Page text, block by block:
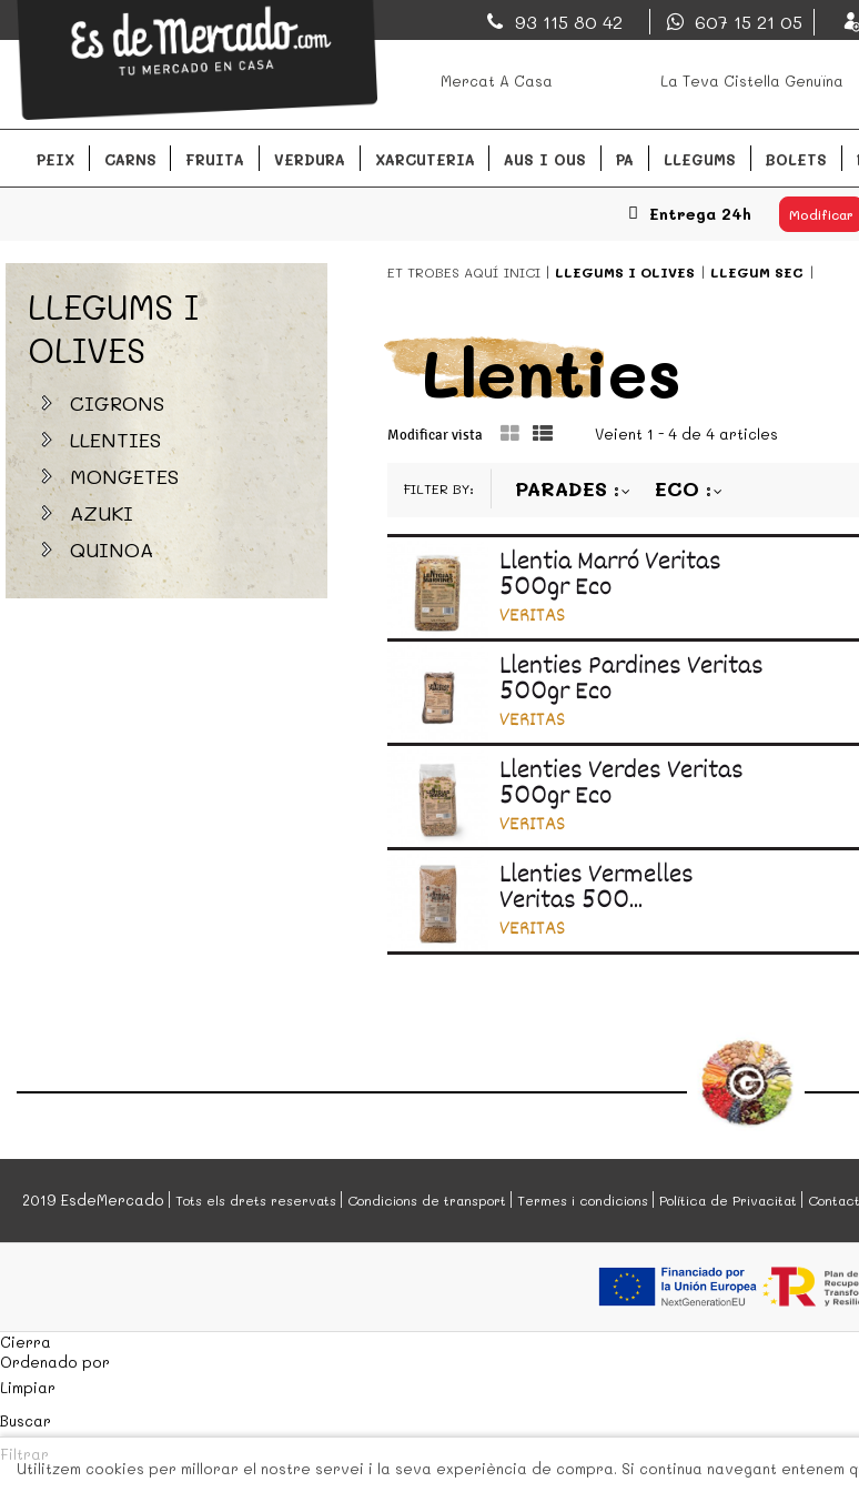
EsDeMercado.com
EsDeMercado.com te lleva a casa los mejores productos de los mejores mercados de
Barcelona y de productores locales.
Barcelona y
93 115 80 42 607 15 21 05
Mercat A Casa La Teva Cistella Genuïna
PEIX CARNS FRUITA VERDURA XARCUTERIA AUS I OUS PA LLEGUMS BOLETS
Entrega 24h Modificar
ET TROBES AQUÍ INICI LLEGUMS I OLIVES LLEGUM SEC
Llenties
Modificar vista Veient 1 - 4 de 4 articles
FILTER BY: PARADES ECO
Llentia Marró Veritas
500gr Eco
VERITAS
Llenties Pardines Veritas
500gr Eco
VERITAS
Llenties Verdes Veritas
500gr Eco
VERITAS
Llenties Vermelles
Veritas 500...
VERITAS
LLEGUMS I
OLIVES
CIGRONS
LLENTIES
MONGETES
AZUKI
QUINOA
2019 EsdeMercado Tots els drets reservats Condicions de transport Termes i condicions Política de Privacitat
Utilitzem cookies per millorar el nostre servei i la seva experiència de compra. Si continua navegant entenem
Cierra
Ordenado por
Limpiar
Buscar
Filtrar